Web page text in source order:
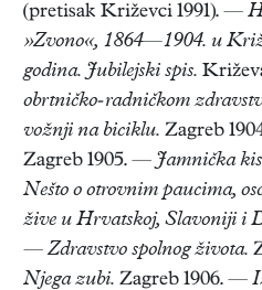
(pretisak Križevci 1991). —
»Zvono«, 1864—1904. u
godina. Jubilejski spis.
obrtničko-radničkom
vožnji na biciklu. Zagreb
Zagreb 1905. — Jamnička
Nešto o otrovnim paucima,
žive u Hrvatskoj, Slavoniji i
— Zdravstvo spolnog života.
Njega zubi. Zagreb 1906. —